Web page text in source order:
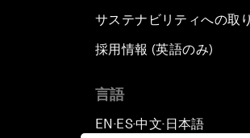
サステナビリティへの取
採用情報 (英語のみ)
言語
EN ▪ ES▪中文▪ 日本語